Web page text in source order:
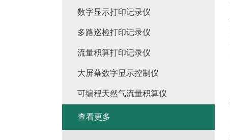
数字显示打印记录仪
多路巡检打印记录仪
流量积算打印记录仪
大屏幕数字显示控制仪
可编程天然气流量积算仪
查看更多